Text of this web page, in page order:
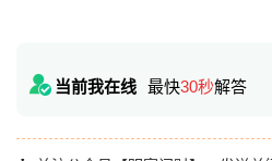
当前我在线 最快30秒解答